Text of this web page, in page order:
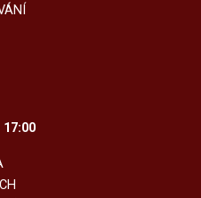
17:00